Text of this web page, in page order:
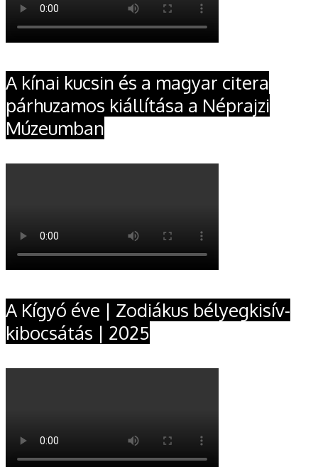
A kínai kucsin és a magyar citera
párhuzamos kiállítása a Néprajzi
Múzeumban
A Kígyó éve | Zodiákus bélyegkisív-
kibocsátás | 2025